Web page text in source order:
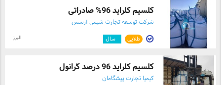
کلسیم کلراید 96% صادراتی
شرکت توسعه تجارت شیمی آرسس
طلایی سال البرز
کلسیم کلراید 96 درصد گرانول
کیمیا تجارت پیشگامان